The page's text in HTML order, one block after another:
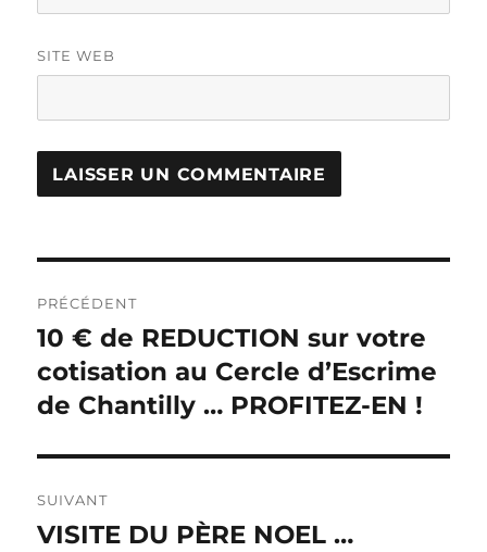
SITE WEB
de
l’article
PRÉCÉDENT
Publication
précédente :
10 € de REDUCTION sur votre
cotisation au Cercle d’Escrime
de Chantilly … PROFITEZ-EN !
SUIVANT
Publication
VISITE DU PÈRE NOEL …